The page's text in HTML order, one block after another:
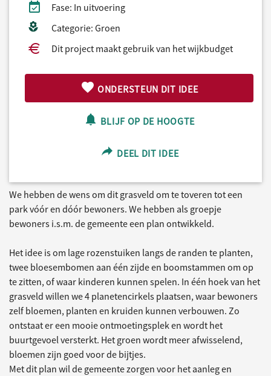
Fase: In uitvoering
Categorie: Groen
Dit project maakt gebruik van het wijkbudget
ONDERSTEUN DIT IDEE
BLIJF OP DE HOOGTE
DEEL DIT IDEE
We hebben de wens om dit grasveld om te toveren tot een
park vóór en dóór bewoners. We hebben als groepje
bewoners i.s.m. de gemeente een plan ontwikkeld.
Het idee is om lage rozenstuiken langs de randen te planten,
twee bloesembomen aan één zijde en boomstammen om op
te zitten, of waar kinderen kunnen spelen. In één hoek van het
grasveld willen we 4 planetencirkels plaatsen, waar bewoners
zelf bloemen, planten en kruiden kunnen verbouwen. Zo
ontstaat er een mooie ontmoetingsplek en wordt het
buurtgevoel versterkt. Het groen wordt meer afwisselend,
bloemen zijn goed voor de bijtjes.
Met dit plan wil de gemeente zorgen voor het aanleg en